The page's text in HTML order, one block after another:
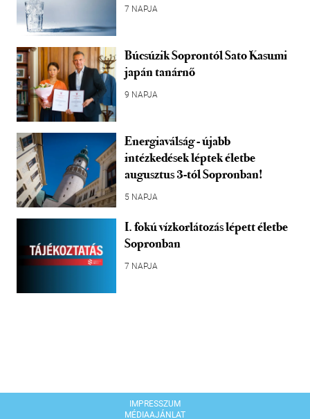
7 NAPJA
Búcsúzik Soprontól Sato Kasumi
japán tanárnő
9 NAPJA
Energiaválság - újabb
intézkedések léptek életbe
augusztus 3-tól Sopronban!
5 NAPJA
I. fokú vízkorlátozás lépett életbe
Sopronban
7 NAPJA
IMPRESSZUM
MÉDIAAJÁNLAT